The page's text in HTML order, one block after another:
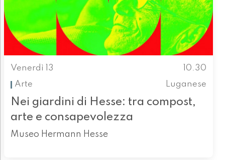
Venerdì 13
10.30
Arte
Luganese
Nei giardini di Hesse: tra compost,
arte e consapevolezza
Museo Hermann Hesse